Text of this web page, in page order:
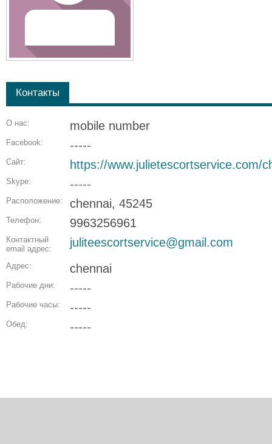
Контакты
О нас: mobile number
Facebook: -----
Сайт: https://www.julietescortservice.com/
Skype: -----
Расположение: chennai, 45245
Телефон: 9963256961
Контактный
email адрес:
juliteescortservice@gmail.com
Адрес: chennai
Рабочие дни: -----
Рабочие часы: -----
Обед: -----